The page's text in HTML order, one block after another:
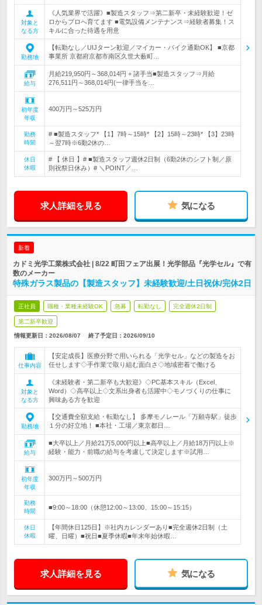
対象と
なる方
《人気業界で活躍》■製造スタッフ⇒第二新卒・未経験歓迎！ゼ
ロからプロへ育てます ■電気設備メンテナンス⇒経験者募集！ス
キルに合った待遇を用意
勤務地
【転勤なし／UIJターン歓迎／マイカー・バイク通勤OK】 ■京都
事業所 京都府京都市南区久世大薮町…
給与
月給219,950円～368,014円 + 諸手当■製造スタッフ⇒月給
276,511円～368,014円(一律手当を…
初年度
年収
400万円～525万円
勤務
時間
# ■製造スタッフ* 【1】7時～15時* 【2】15時～23時* 【3】23時
～翌7時※6勤2休の…
休日
休暇
# 【 休日 】# ■製造スタッフ週休2日制（6勤2休のシフト制／原
則祝祭日休み）# ＼POINT／…
求人詳細を見る 気になる
新着
カドミ光学工業株式会社 | 8/22 町田フェア出展！光学部品『光学セル』で有
数のメーカー
特殊ガラス製品の【製造スタッフ】未経験歓迎/土日祝休/完休2日
正社員 職種・業種未経験OK 急募 転勤なし 完全週休2日制
第二新卒歓迎
情報更新日：2026/08/07 終了予定日： 2026/09/10
仕事内容
【安定成長】医療分野で用いられる「光学セル」などの製造をお
任せします◇手作業で取り組む面白さ◇地域密着で働ける
対象と
なる方
《未経験者・第二新卒も大歓迎》◇PC基本スキル（Excel、
Word）◇高卒以上◇文系出身者も活躍中◇モノづくりの仕事に
興味ある方を歓迎
勤務地
【交通費全額支給・転勤なし】 多摩モノレール「万願寺駅」徒歩
１分の好立地！ ■本社・工場／東京都日…
給与
■大卒以上／月給21万5,000円以上■高卒以上／月給18万円以上※
経験・能力・前職の給与を考慮して決定します※試用…
初年度
年収
300万円～500万円
勤務
時間
■9:00～18:00（休憩12:00～13:00、15:00～15:15）
休日
休暇
【年間休日125日】※社内カレンダーあり■完全週休2日制（土
曜、日曜）■祝日■夏季休暇■年末年始休暇…
求人詳細を見る 気になる